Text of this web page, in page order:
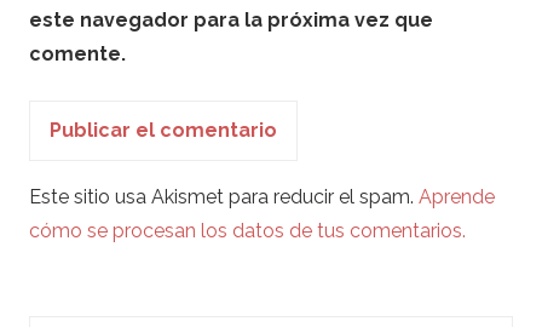
este navegador para la próxima vez que
comente.
Este sitio usa Akismet para reducir el spam. Aprende
cómo se procesan los datos de tus comentarios.